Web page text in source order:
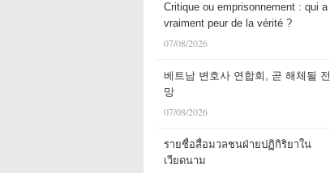
Critique ou emprisonnement : qui a
vraiment peur de la vérité ?
07/08/2026
베트남 변호사 연합회, 곧 해체될 전
망
07/08/2026
รายชื่อสื่อมวลชนฝ่ายปฏิกิริยาใน
เวียดนาม